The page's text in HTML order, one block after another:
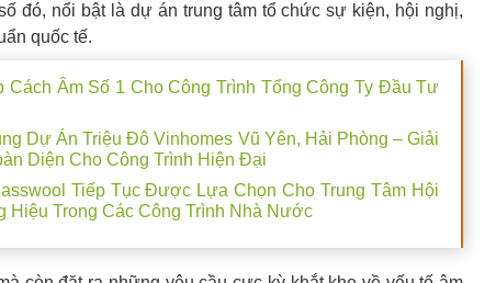
đó, nổi bật là dự án trung tâm tổ chức sự kiện, hội nghị,
quốc tế.
Âm Số 1 Cho Công Trình Tổng Công Ty Đầu Tư
Dự Án Triệu Đô Vinhomes Vũ Yên, Hải Phòng – Giải
Diện Cho Công Trình Hiện Đại
Tiếp Tục Được Lựa Chọn Cho Trung Tâm Hội
Trong Các Công Trình Nhà Nước